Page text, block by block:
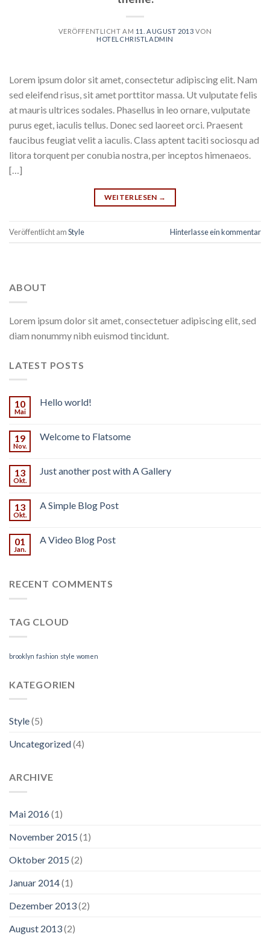
VERÖFFENTLICHT AM 11. AUGUST 2013 VON
HOTELCHRISTLADMIN
Lorem ipsum dolor sit amet, consectetur adipiscing elit. Nam
sed eleifend risus, sit amet porttitor massa. Ut vulputate felis
at mauris ultrices sodales. Phasellus in leo ornare, vulputate
purus eget, iaculis tellus. Donec sed laoreet orci. Praesent
faucibus feugiat velit a iaculis. Class aptent taciti sociosqu ad
litora torquent per conubia nostra, per inceptos himenaeos.
[…]
WEITERLESEN →
Veröffentlicht amStyle Hinterlasse ein kommentar
ABOUT
Lorem ipsum dolor sit amet, consectetuer adipiscing elit, sed
diam nonummy nibh euismod tincidunt.
LATEST POSTS
10
Mai
Hello world!
19
Nov.
Welcome to Flatsome
13
Okt.
Just another post with A Gallery
13
Okt.
A Simple Blog Post
01
Jan.
A Video Blog Post
RECENT COMMENTS
TAG CLOUD
brooklyn fashion style women
KATEGORIEN
Style(5)
Uncategorized(4)
ARCHIVE
Mai 2016(1)
November 2015 (1)
Oktober 2015 (2)
Januar 2014(1)
Dezember 2013(2)
August 2013(2)